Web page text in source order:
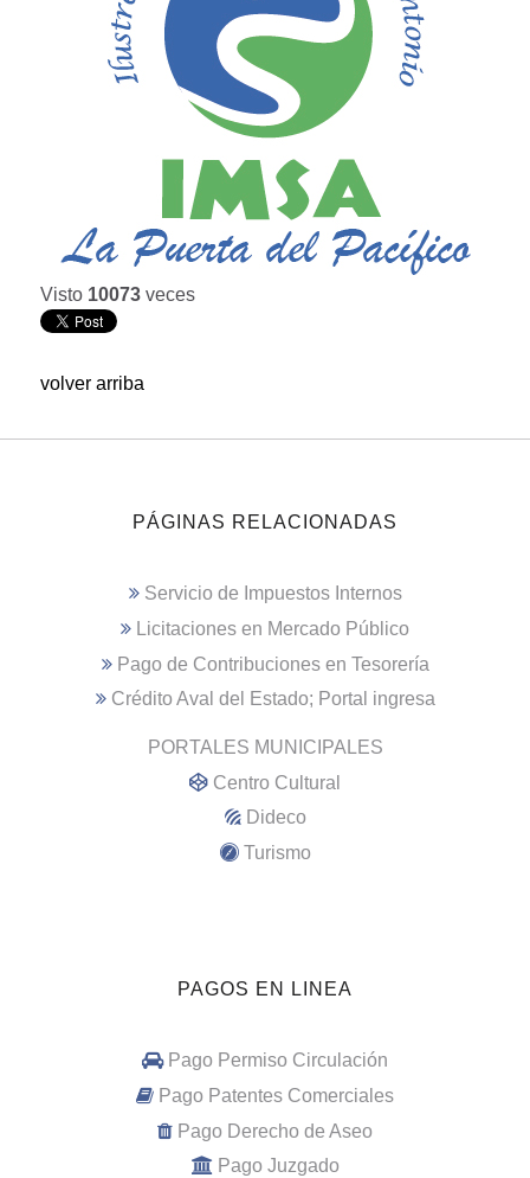
Visto 10073 veces
volver arriba
PÁGINAS RELACIONADAS
Servicio de Impuestos Internos
Licitaciones en Mercado Público
Pago de Contribuciones en Tesorería
Crédito Aval del Estado; Portal ingresa
PORTALES MUNICIPALES
Centro Cultural
Dideco
Turismo
PAGOS EN LINEA
Pago Permiso Circulación
Pago Patentes Comerciales
Pago Derecho de Aseo
Pago Juzgado